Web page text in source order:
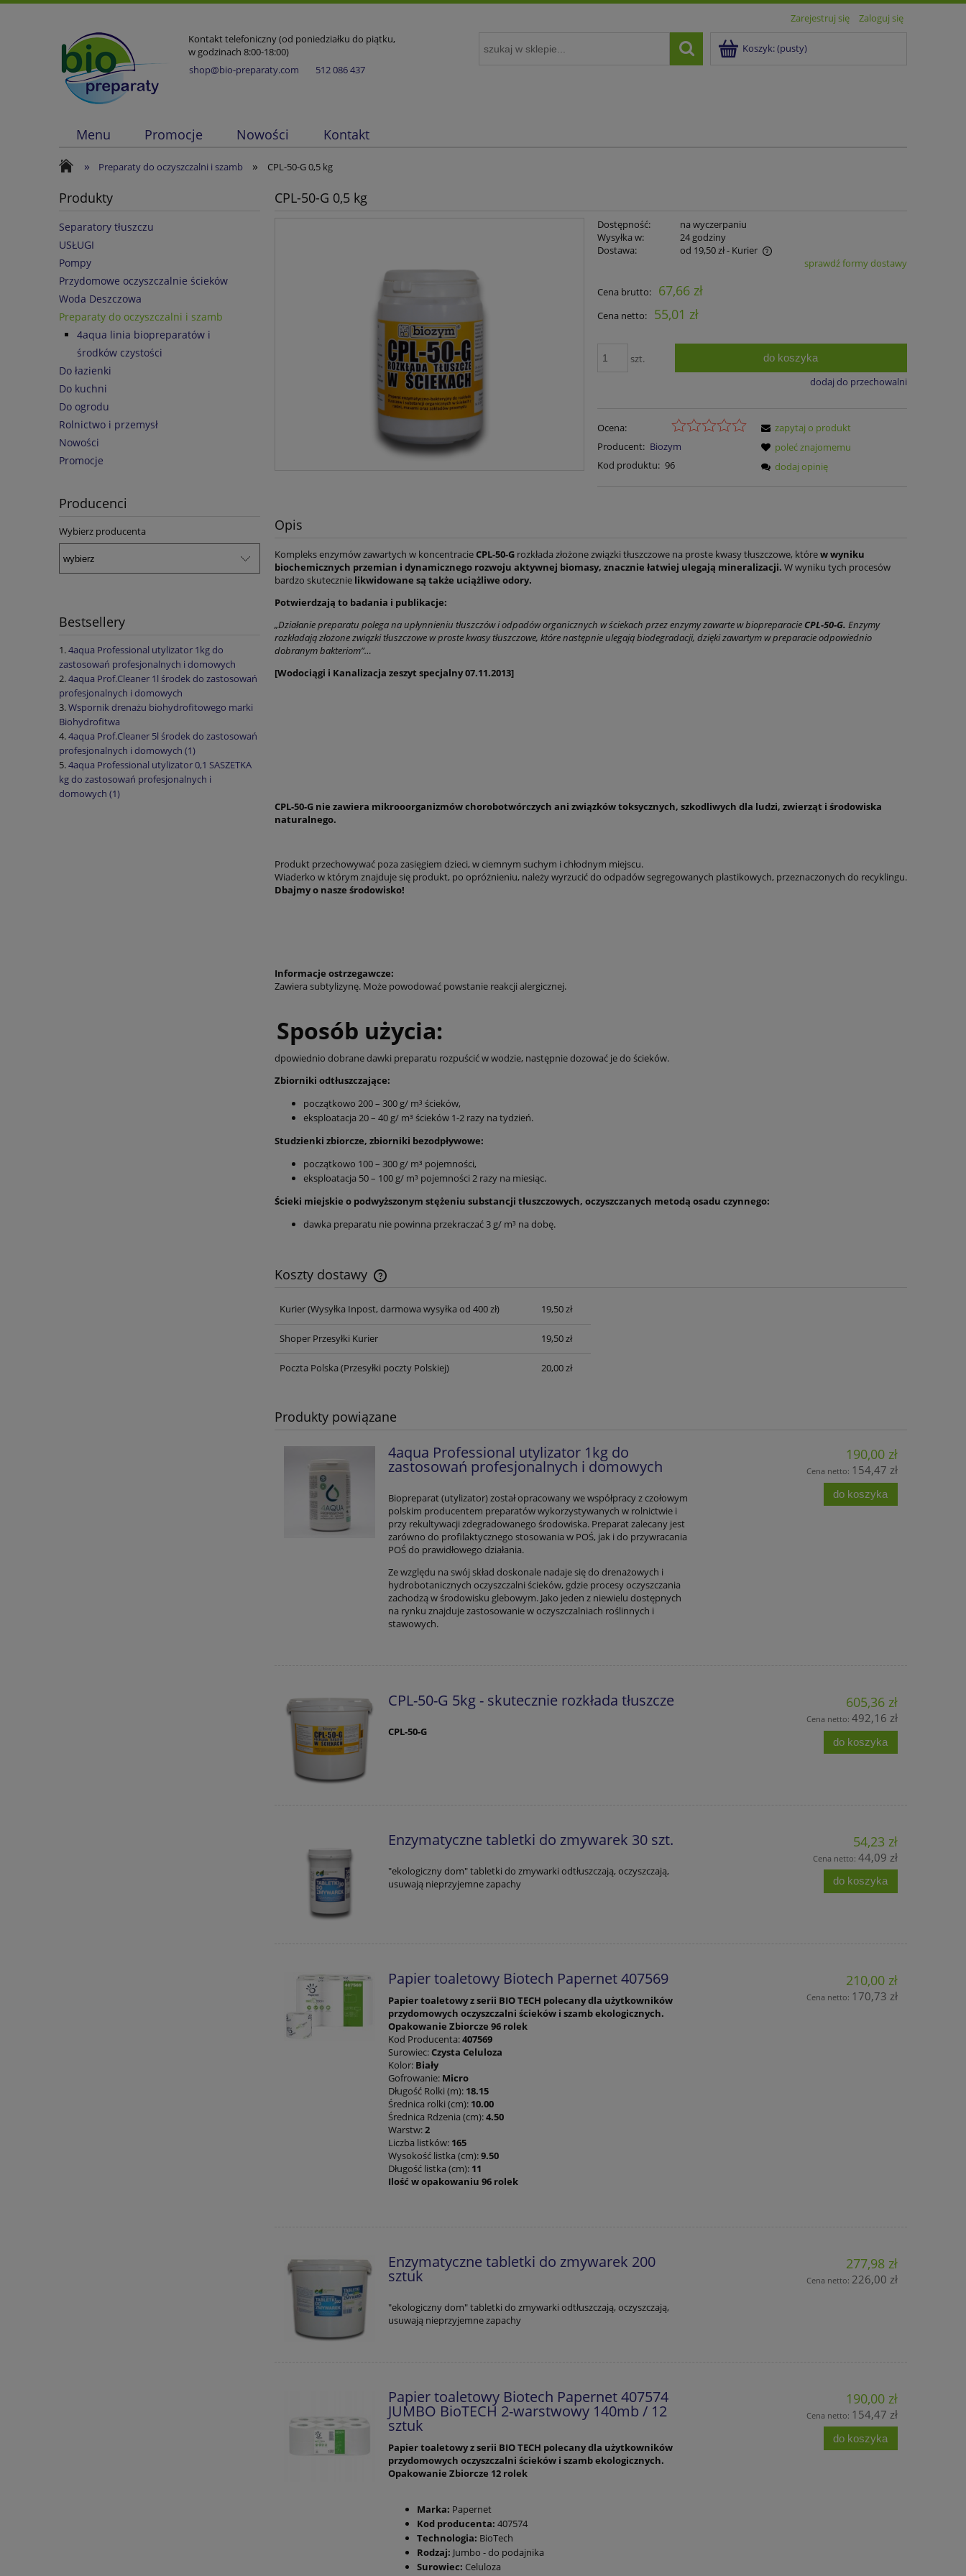
Zarejestruj się Zaloguj się
shop@bio-preparaty.com 512 086 437
Kontakt telefoniczny (od poniedziałku do piątku,
w godzinach 8:00-18:00)
Koszyk:(pusty)
Menu Promocje Nowości Kontakt
» Preparaty do oczyszczalni i szamb » CPL-50-G 0,5 kg
Produkty
Separatory tłuszczu
USŁUGI
Pompy
Przydomowe oczyszczalnie ścieków
Woda Deszczowa
Preparaty do oczyszczalni i szamb
4aqua linia biopreparatów i
środków czystości
Do łazienki
Do kuchni
Do ogrodu
Rolnictwo i przemysł
Nowości
Promocje
Producenci
Wybierz producenta
Bestsellery
4aqua Professional utylizator 1kg do
zastosowań profesjonalnych i domowych
4aqua Prof.Cleaner 1l środek do zastosowań
profesjonalnych i domowych
Wspornik drenażu biohydrofitowego marki
Biohydrofitwa
4aqua Prof.Cleaner 5l środek do zastosowań
profesjonalnych i domowych (1)
4aqua Professional utylizator 0,1 SASZETKA
kg do zastosowań profesjonalnych i
domowych (1)
CPL-50-G 0,5 kg
Dostępność:
na wyczerpaniu
Wysyłka w:
24 godziny
Dostawa:
od 19,50 zł- Kurier
płatności
sprawdź formy dostawy
Cena brutto: 67,66 zł
Cena netto: 55,01 zł
szt. do koszyka
dodaj do przechowalni
Ocena:
Producent: Biozym
Kod produktu: 96
zapytaj o produkt
poleć znajomemu
dodaj opinię
Opis
Kompleks enzymów zawartych w koncentracieCPL-50-G rozkłada złożone związki tłuszczowe na proste kwasy tłuszczowe, którew wyniku
biochemicznych przemian i dynamicznego rozwoju aktywnej biomasy, znacznie łatwiej ulegają mineralizacji. W wyniku tych procesów
bardzo skutecznie likwidowane są także uciążliwe odory.
Potwierdzają to badania i publikacje:
„Działanie preparatu polega na upłynnieniu tłuszczów i odpadów organicznych w ściekach przez enzymy zawarte w biopreparacie CPL-50-G. Enzymy
rozkładają złożone związki tłuszczowe w proste kwasy tłuszczowe, które następnie ulegają biodegradacji, dzięki zawartym w preparacie odpowiednio
dobranym bakteriom”…
[Wodociągi i Kanalizacja zeszyt specjalny 07.11.2013]
CPL-50-G nie zawiera mikrooorganizmów chorobotwórczych ani związków toksycznych, szkodliwych dla ludzi, zwierząt i środowiska
naturalnego.
Produkt przechowywać poza zasięgiem dzieci, w ciemnym suchym i chłodnym miejscu.
Wiaderko w którym znajduje się produkt, po opróżnieniu, należy wyrzucić do odpadów segregowanych plastikowych, przeznaczonych do recyklingu.
Dbajmy o nasze środowisko!
Informacje ostrzegawcze:
Zawiera subtylizynę. Może powodować powstanie reakcji alergicznej.
Sposób użycia:
dpowiednio dobrane dawki preparatu rozpuścić w wodzie, następnie dozować je do ścieków.
Zbiorniki odtłuszczające:
początkowo 200 – 300 g/ m³ ścieków,
eksploatacja 20 – 40 g/ m³ ścieków 1-2 razy na tydzień.
Studzienki zbiorcze, zbiorniki bezodpływowe:
początkowo 100 – 300 g/ m³ pojemności,
eksploatacja 50 – 100 g/ m³ pojemności 2 razy na miesiąc.
Ścieki miejskie o podwyższonym stężeniu substancji tłuszczowych, oczyszczanych metodą osadu czynnego:
dawka preparatu nie powinna przekraczać 3 g/ m³ na dobę.
Koszty dostawy
Cena nie zawiera ewentualnych kosztów
Kurier(Wysyłka Inpost, darmowa wysyłka od 400 zł) 19,50 zł
Shoper Przesyłki Kurier 19,50 zł
Poczta Polska (Przesyłki poczty Polskiej) 20,00 zł
Produkty powiązane
4aqua Professional utylizator 1kg do
zastosowań profesjonalnych i domowych
Biopreparat (utylizator) został opracowany we współpracy z czołowym
polskim producentem preparatów wykorzystywanych w rolnictwie i
przy rekultywacji zdegradowanego środowiska. Preparat zalecany jest
zarówno do profilaktycznego stosowania w POŚ, jak i do przywracania
POŚ do prawidłowego działania.
Ze względu na swój skład doskonale nadaje się do drenażowych i
hydrobotanicznych oczyszczalni ścieków, gdzie procesy oczyszczania
zachodzą w środowisku glebowym. Jako jeden z niewielu dostępnych
na rynku znajduje zastosowanie w oczyszczalniach roślinnych i
stawowych.
190,00 zł
Cena netto: 154,47 zł
do koszyka
CPL-50-G 5kg - skutecznie rozkłada tłuszcze
CPL-50-G
605,36 zł
Cena netto: 492,16 zł
do koszyka
Enzymatyczne tabletki do zmywarek 30 szt.
"ekologiczny dom" tabletki do zmywarki odtłuszczają, oczyszczają,
usuwają nieprzyjemne zapachy
54,23 zł
Cena netto: 44,09 zł
do koszyka
Papier toaletowy Biotech Papernet 407569
Papier toaletowy z serii BIO TECH polecany dla użytkowników
przydomowych oczyszczalni ścieków i szamb ekologicznych.
Opakowanie Zbiorcze 96 rolek
Kod Producenta:407569
Surowiec:Czysta Celuloza
Kolor: Biały
Gofrowanie: Micro
Długość Rolki (m): 18.15
Średnica rolki (cm): 10.00
Średnica Rdzenia (cm):4.50
Warstw:2
Liczba listków: 165
Wysokość listka (cm):9.50
Długość listka (cm): 11
Ilość w opakowaniu 96 rolek
210,00 zł
Cena netto: 170,73 zł
Enzymatyczne tabletki do zmywarek 200
sztuk
"ekologiczny dom" tabletki do zmywarki odtłuszczają, oczyszczają,
usuwają nieprzyjemne zapachy
277,98 zł
Cena netto: 226,00 zł
Papier toaletowy Biotech Papernet 407574
JUMBO BioTECH 2-warstwowy 140mb / 12
sztuk
Papier toaletowy z serii BIO TECH polecany dla użytkowników
przydomowych oczyszczalni ścieków i szamb ekologicznych.
Opakowanie Zbiorcze 12 rolek
Marka: Papernet
Kod producenta: 407574
Technologia: BioTech
Rodzaj: Jumbo - do podajnika
Surowiec: Celuloza
190,00 zł
Cena netto: 154,47 zł
do koszyka